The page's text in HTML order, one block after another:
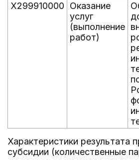
X299910000
Оказание
услуг
(выполнение
работ)
Характеристики результата
субсидии (количественные